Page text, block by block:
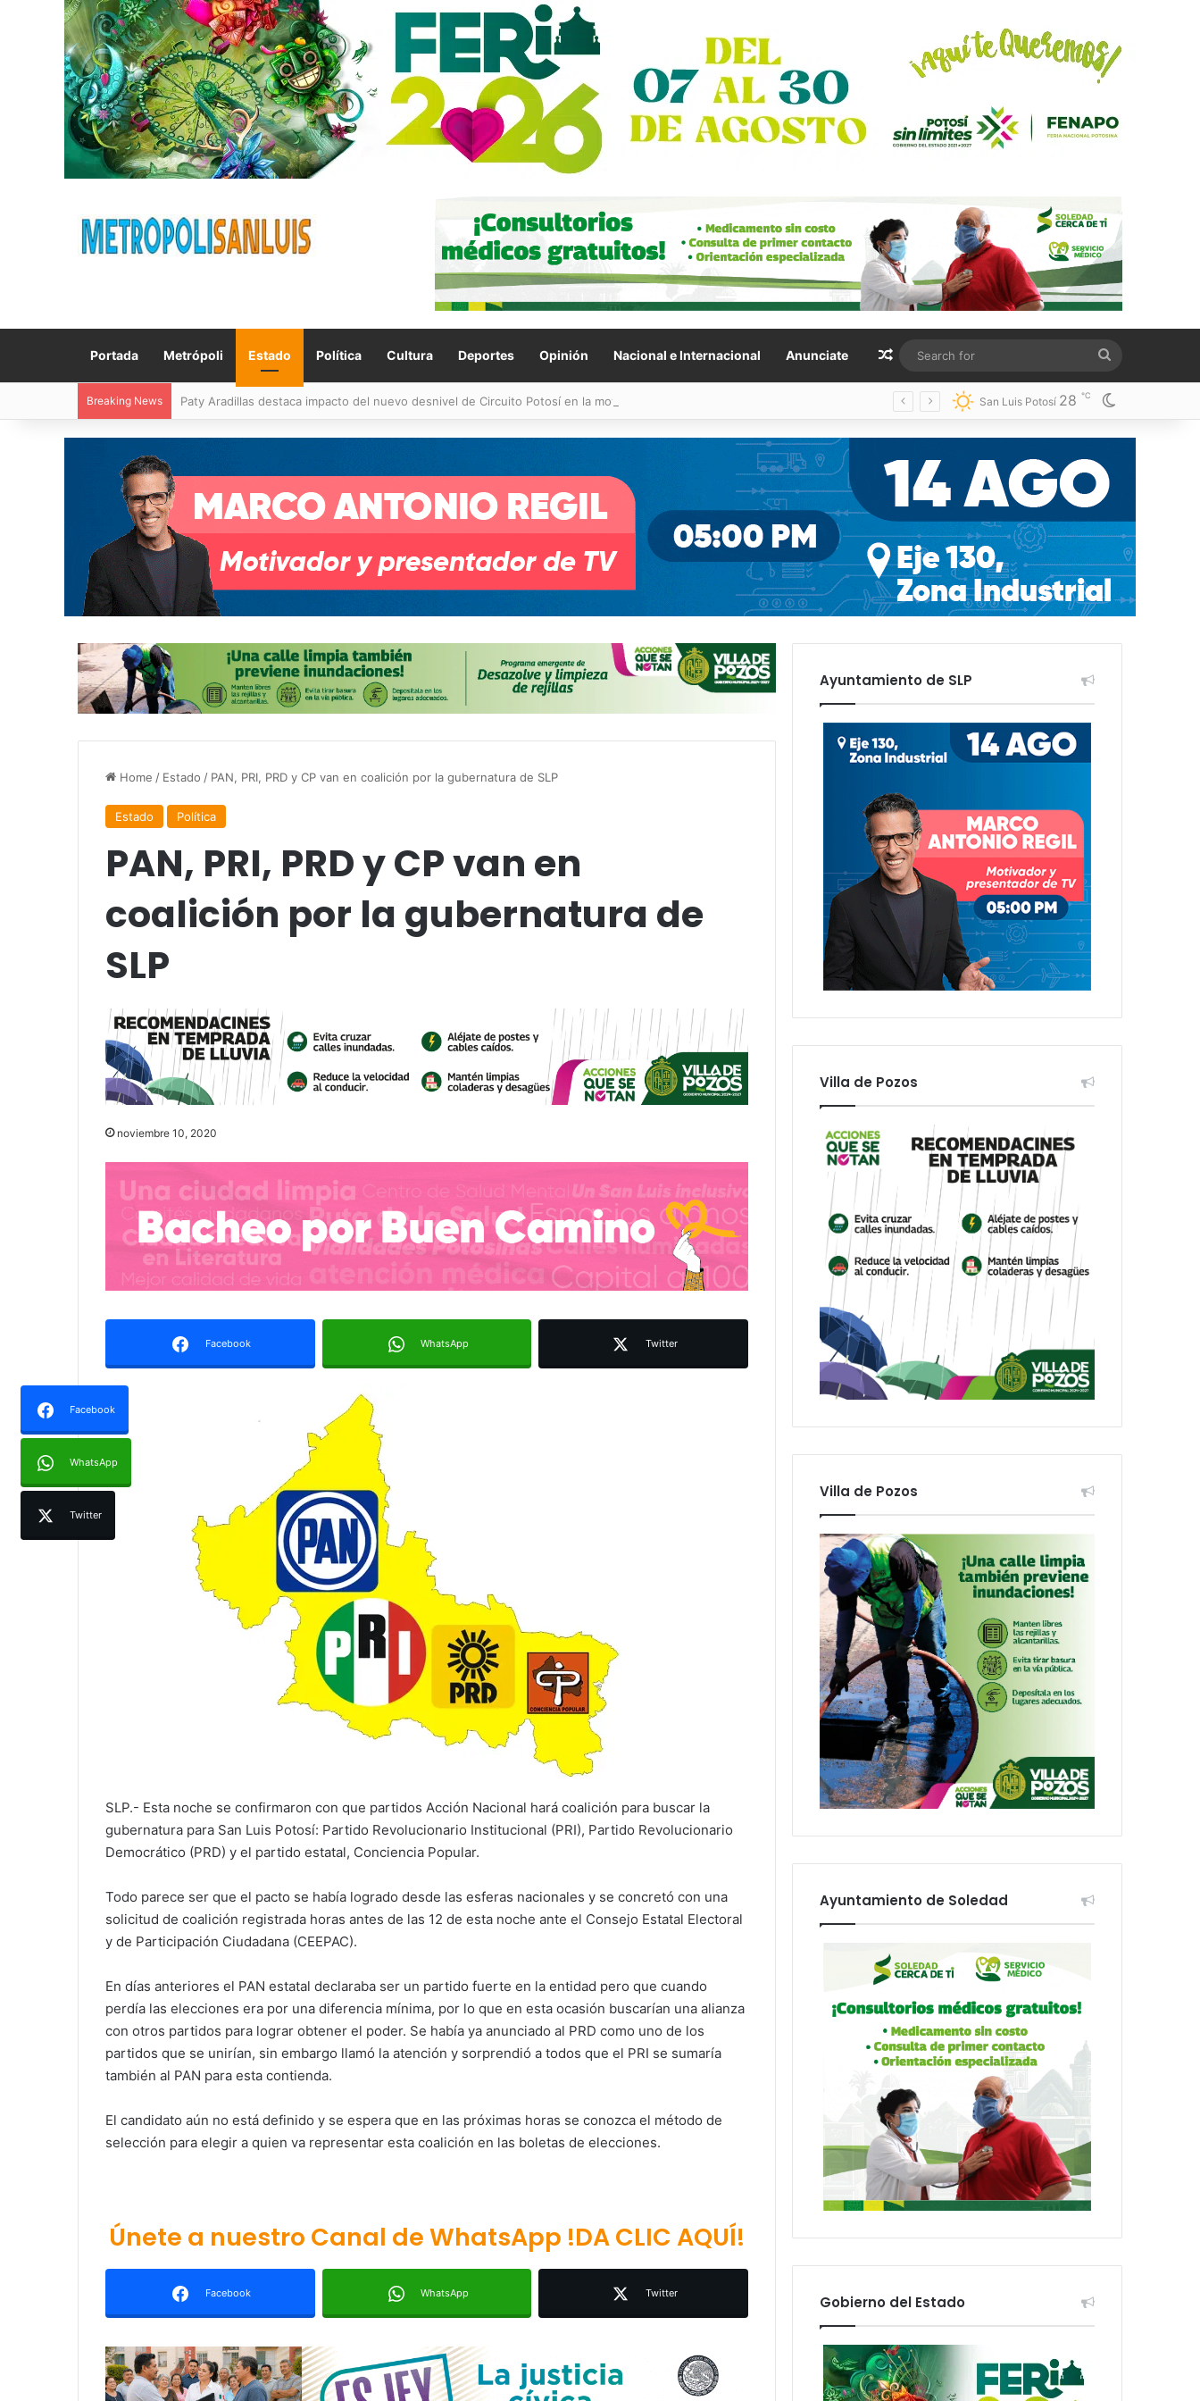
Portada Metrópoli Estado Política Cultura Deportes Opinión Nacional e Internacional Anunciate Random Article
for
Breaking News Paty Aradillas destaca impacto del nuevo desnivel de Circuito Potosí en la movilidad de Villa de Pozos San Luis Potosí 28 ℃
Home / Estado / PAN, PRI, PRD y CP van en coalición por la gubernatura de SLP
Estado Política
PAN, PRI, PRD y CP van en
coalición por la gubernatura de
SLP
noviembre 10, 2020
Facebook WhatsApp Twitter
Facebook
WhatsApp
Twitter
SLP.- Esta noche se confirmaron con que partidos Acción Nacional hará coalición para buscar la
gubernatura para San Luis Potosí: Partido Revolucionario Institucional (PRI), Partido Revolucionario
Democrático (PRD) y el partido estatal, Conciencia Popular.
Todo parece ser que el pacto se había logrado desde las esferas nacionales y se concretó con una
solicitud de coalición registrada horas antes de las 12 de esta noche ante el Consejo Estatal Electoral
y de Participación Ciudadana (CEEPAC).
En días anteriores el PAN estatal declaraba ser un partido fuerte en la entidad pero que cuando
perdía las elecciones era por una diferencia mínima, por lo que en esta ocasión buscarían una alianza
con otros partidos para lograr obtener el poder. Se había ya anunciado al PRD como uno de los
partidos que se unirían, sin embargo llamó la atención y sorprendió a todos que el PRI se sumaría
también al PAN para esta contienda.
El candidato aún no está definido y se espera que en las próximas horas se conozca el método de
selección para elegir a quien va representar esta coalición en las boletas de elecciones.
Únete a nuestro Canal de WhatsApp !DA CLIC AQUÍ!
Facebook WhatsApp Twitter
Ruth González destaca impacto del
Juan Manuel Navarro alista
segundo informe en Soledad y
Gobierno del Estado
Carlos Arreola pide a morenistas no
Ayuntamiento de SLP
Villa de Pozos
Villa de Pozos
Ayuntamiento de Soledad
Gobierno del Estado